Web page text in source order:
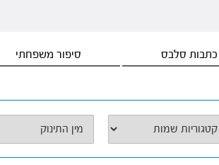
כתבות סלבס סיפור משפחתי